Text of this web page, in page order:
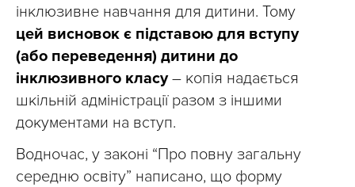
інклюзивне навчання для дитини. Тому
цей висновок є підставою для вступу
(або переведення) дитини до
інклюзивного класу– копія надається
шкільній адміністрації разом з іншими
документами на вступ.
Водночас, у законі “Про повну загальну
середню освіту” написано, що форму